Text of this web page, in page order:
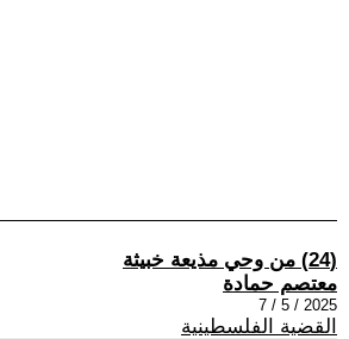
(24) من وحي مذيعة خبيثة
معتصم حمادة
2025 / 5 / 7
القضية الفلسطينية